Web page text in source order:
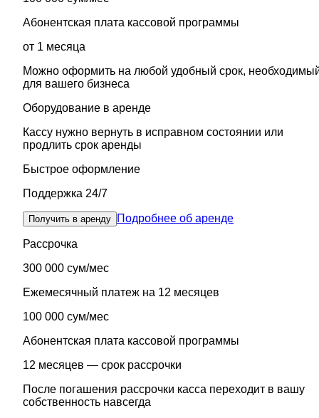
Абонентская плата кассовой программы
от 1 месяца
Можно оформить на любой удобный срок,
для вашего бизнеса
Оборудование в аренде
Кассу нужно вернуть в исправном состоянии или
продлить срок аренды
Быстрое оформление
Поддержка 24/7
Получить в аренду Подробнее об аренде
Рассрочка
300 000 сум/мес
Ежемесячный платеж на 12 месяцев
100 000 сум/мес
Абонентская плата кассовой программы
12 месяцев — срок рассрочки
После погашения рассрочки касса переходит в вашу
собственность навсегда